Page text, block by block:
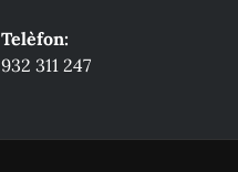
Telèfon:
932 311 247